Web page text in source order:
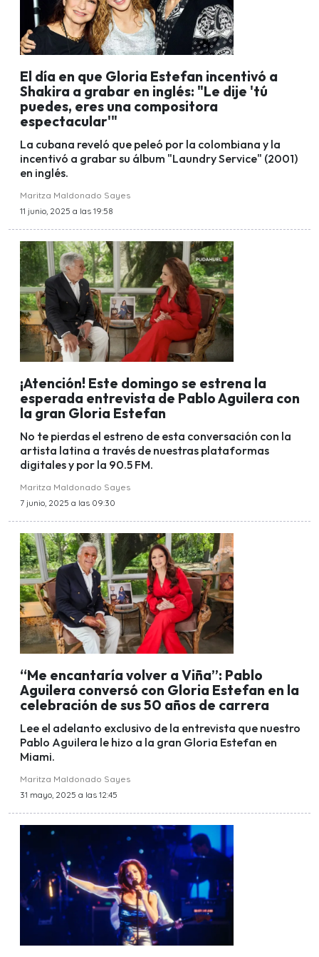
El día en que Gloria Estefan incentivó a
Shakira a grabar en inglés: "Le dije 'tú
puedes, eres una compositora
espectacular'"
La cubana reveló que peleó por la colombiana y la
incentivó a grabar su álbum "Laundry Service" (2001)
en inglés.
Maritza Maldonado Sayes
11 junio, 2025 a las 19:58
¡Atención! Este domingo se estrena la
esperada entrevista de Pablo Aguilera con
la gran Gloria Estefan
No te pierdas el estreno de esta conversación con la
artista latina a través de nuestras plataformas
digitales y por la 90.5 FM.
Maritza Maldonado Sayes
7 junio, 2025 a las 09:30
“Me encantaría volver a Viña”: Pablo
Aguilera conversó con Gloria Estefan en la
celebración de sus 50 años de carrera
Lee el adelanto exclusivo de la entrevista que nuestro
Pablo Aguilera le hizo a la gran Gloria Estefan en
Miami.
Maritza Maldonado Sayes
31 mayo, 2025 a las 12:45